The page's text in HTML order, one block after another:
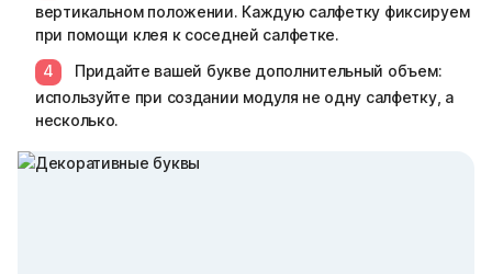
вертикальном положении. Каждую салфетку фиксируем
при помощи клея к соседней салфетке.
Придайте вашей букве дополнительный объем:
используйте при создании модуля не одну салфетку, а
несколько.